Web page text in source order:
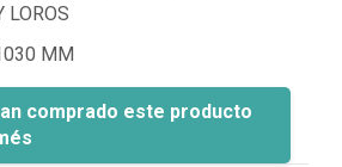
LOROS
MM
comprado este producto